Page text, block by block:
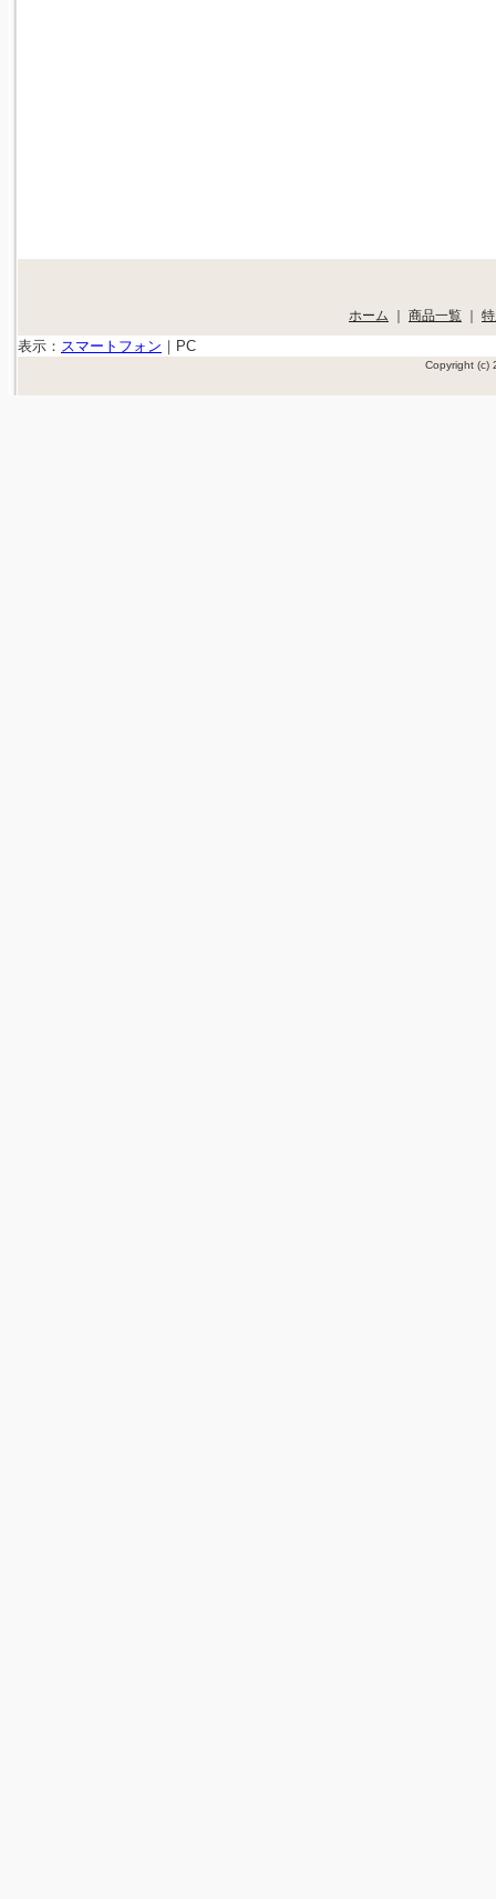
ホーム ｜ 商品一覧 ｜
表示： スマートフォン ｜ PC
Copyright (c)